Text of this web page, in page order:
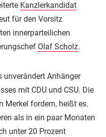
Kanzlerkandidat
für den Vorsitz
innerparteilichen
Olaf Scholz.
unverändert Anhänger
mit CDU und CSU. Die
Merkel fordern, heißt es.
als in ein paar Monaten
unter 20 Prozent